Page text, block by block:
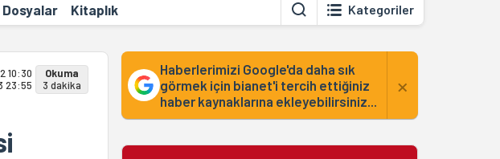
Dosyalar Kitaplık Kategoriler
10:30
23:55
Okuma
3 dakika
Haberlerimizi Google'da daha sık
görmek için bianet'i tercih ettiğiniz
haber kaynaklarına ekleyebilirsiniz...
×